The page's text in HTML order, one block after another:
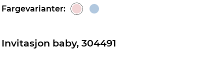
Fargevarianter:
Invitasjon baby, 304491